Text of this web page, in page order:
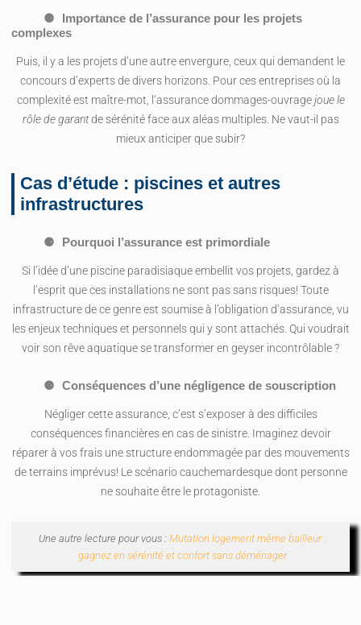
Importance de l’assurance pour les projets
complexes
Puis, il y a les projets d’une autre envergure, ceux qui demandent le
concours d’experts de divers horizons. Pour ces entreprises où la
complexité est maître-mot, l’assurance dommages-ouvragejoue le
rôle de garantde sérénité face aux aléas multiples. Ne vaut-il pas
mieux anticiper que subir?
Cas d’étude : piscines et autres
infrastructures
Pourquoi l’assurance est primordiale
Si l’idée d’une piscine paradisiaque embellit vos projets, gardez à
l’esprit que ces installations ne sont pas sans risques! Toute
infrastructure de ce genre est soumise à l’obligation d’assurance, vu
les enjeux techniques et personnels qui y sont attachés. Qui voudrait
voir son rêve aquatique se transformer en geyser incontrôlable ?
Conséquences d’une négligence de souscription
Négliger cette assurance, c’est s’exposer à des difficiles
conséquences financières en cas de sinistre. Imaginez devoir
réparer à vos frais une structure endommagée par des mouvements
de terrains imprévus! Le scénario cauchemardesque dont personne
ne souhaite être le protagoniste.
Une autre lecture pour vous : Mutation logement même bailleur :
gagnez en sérénité et confort sans déménager